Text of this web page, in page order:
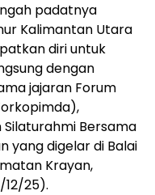
padatnya
Kalimantan Utara
diri untuk
dengan
jajaran Forum
Bersama
yang digelar di Balai
Krayan,
12/25).